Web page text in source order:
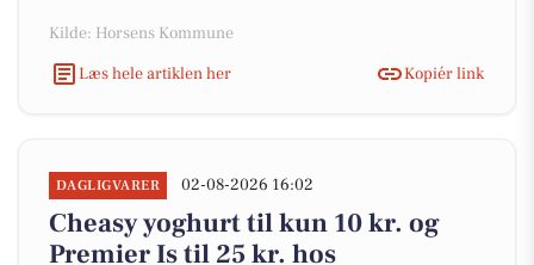
Kilde: Horsens Kommune
Læs hele artiklen her
Kopiér link
DAGLIGVARER 02-08-2026 16:02
Cheasy yoghurt til kun 10 kr. og
Premier Is til 25 kr. hos